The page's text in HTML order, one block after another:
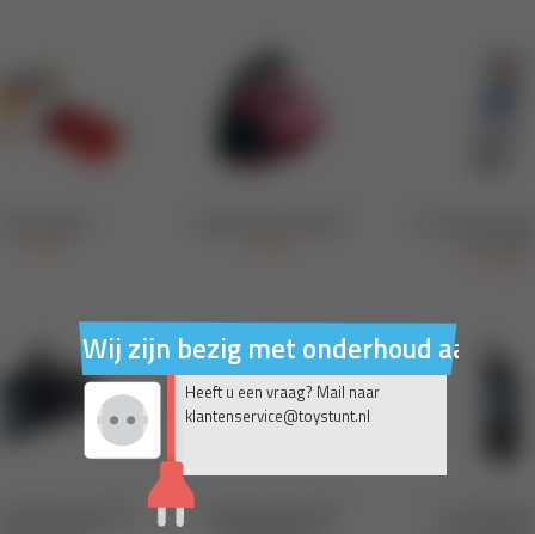
Wij zijn bezig met onderhoud aan
Heeft u een vraag? Mail naar
klantenservice@toystunt.nl